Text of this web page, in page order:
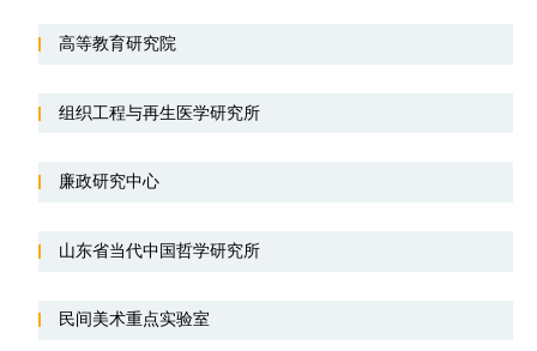
高等教育研究院
组织工程与再生医学研究所
廉政研究中心
山东省当代中国哲学研究所
民间美术重点实验室